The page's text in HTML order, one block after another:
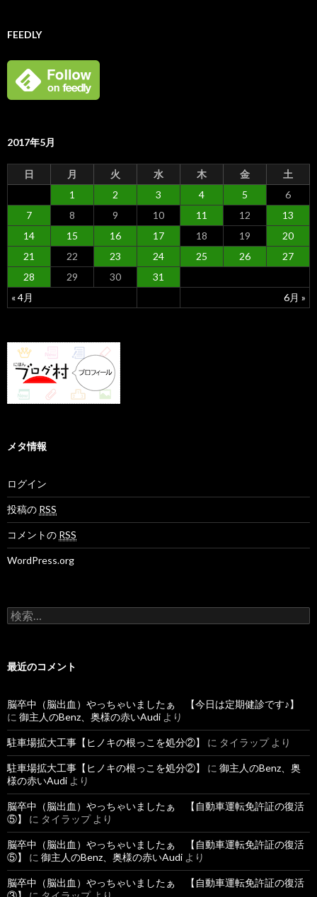
FEEDLY
2017年5月
日 月 火 水 木 金 土
« 4月 6月 »
1 2 3 4 5
6
7
8 9 10 11 12
13
14
15 16 17 18 19
20
21
22 23 24 25 26
27
28
29 30 31
メタ情報
ログイン
投稿の RSS
コメントの RSS
WordPress.org
検
索
最近のコメント
脳卒中（脳出血）やっちゃいましたぁ 【今日は定期健診です♪】
に 御主人のBenz、奥様の赤いAudi より
駐車場拡大工事【ヒノキの根っこを処分②】 に タイラップより
駐車場拡大工事【ヒノキの根っこを処分②】 に 御主人のBenz、奥
様の赤いAudi より
脳卒中（脳出血）やっちゃいましたぁ 【自動車運転免許証の復活
⑤】
に タイラップより
脳卒中（脳出血）やっちゃいましたぁ 【自動車運転免許証の復活
⑤】
に 御主人のBenz、奥様の赤いAudi より
脳卒中（脳出血）やっちゃいましたぁ 【自動車運転免許証の復活